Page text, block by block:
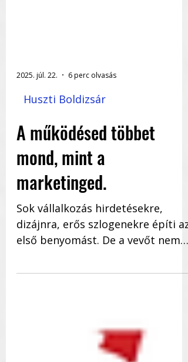
2025. júl. 22. 6 perc olvasás
Huszti Boldizsár
A működésed többet
mond, mint a
marketinged.
Sok vállalkozás hirdetésekre,
dizájnra, erős szlogenekre építi az